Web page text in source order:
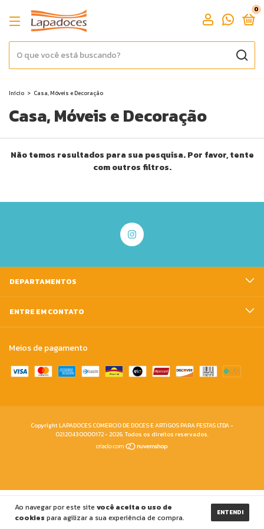
0
Ao navegar por este site você aceita o uso de
cookies para agilizar a sua experiência de compra.
ENTENDI
Início > Casa, Móveis e Decoração
Casa, Móveis e Decoração
Não temos resultados para sua pesquisa. Por favor, tente
com outros filtros.
DEPARTAMENTOS
ENTRE EM CONTATO
Meios de pagamento
Copyright LAPADOCES COMERCIO DE DOCES E ARTIGOS PARA FESTAS LTDA -
02120430000172 - 2026. Todos os direitos reservados.